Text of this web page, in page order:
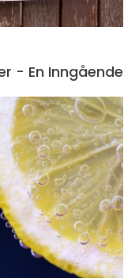
- En Inngående